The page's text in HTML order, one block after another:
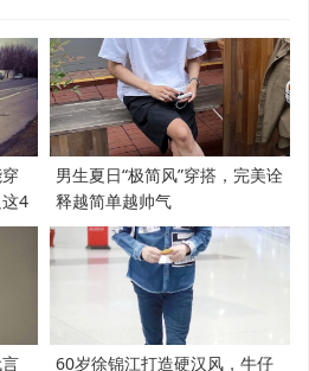
4
男生夏日“极简风”穿搭，完美诠
释越简单越帅气
60岁徐锦江打造硬汉风，牛仔